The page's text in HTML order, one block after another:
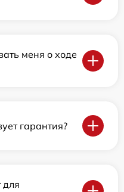
меня о ходе
гарантия?
для